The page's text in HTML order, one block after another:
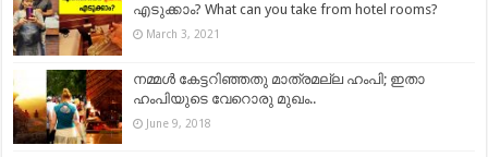
എടുക്കാം? What can you take from hotel rooms?
March 3, 2021
നമ്മൾ കേട്ടറിഞ്ഞതു മാത്രമല്ല ഹംപി; ഇതാ
ഹംപിയുടെ വേറൊരു മുഖം..
June 9, 2018